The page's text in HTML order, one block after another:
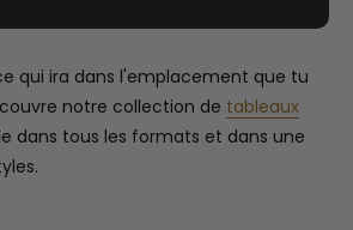
qui ira dans l'emplacement que tu
notre collection de tableaux
dans tous les formats et dans une